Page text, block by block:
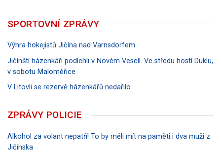
SPORTOVNÍ ZPRÁVY
Výhra hokejistů Jičína nad Varnsdorfem
Jičínští házenkáři podlehli v Novém Veselí. Ve středu hostí Duklu,
v sobotu Maloměřice
V Litovli se rezervě házenkářů nedařilo
ZPRÁVY POLICIE
Alkohol za volant nepatří! To by měli mít na paměti i dva muži z
Jičínska